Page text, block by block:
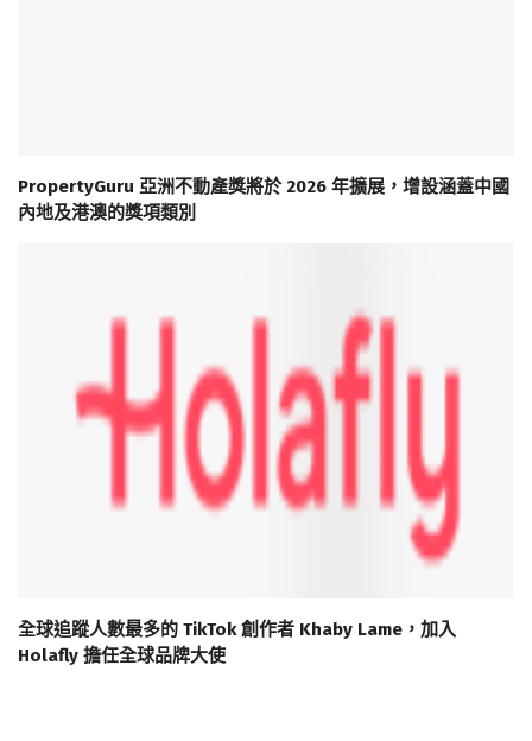
PropertyGuru 亞洲不動產獎將於 2026 年擴展，增設涵蓋中國
內地及港澳的獎項類別
全球追蹤人數最多的 TikTok 創作者 Khaby Lame，加入
Holafly 擔任全球品牌大使